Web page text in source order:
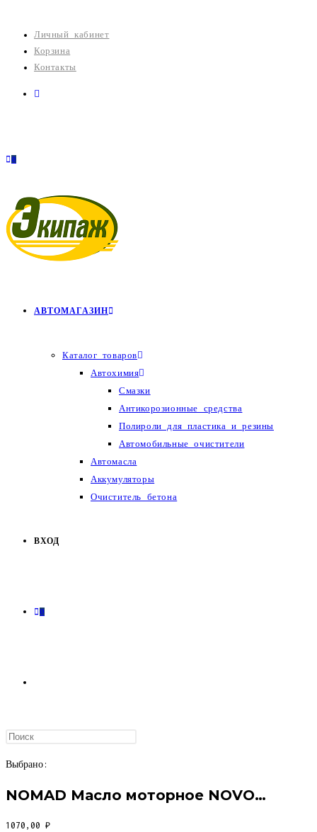
содержимому
Личный кабинет
Корзина
Контакты
0
АВТОМАГАЗИН
Каталог товаров
Автохимия
Смазки
Антикорозионные средства
Полироли для пластика и резины
Автомобильные очистители
Автомасла
Аккумуляторы
Очиститель бетона
ВХОД
0
ПО
Выбрано:
NOMAD Масло моторное NOVO…
1070,00 ₽